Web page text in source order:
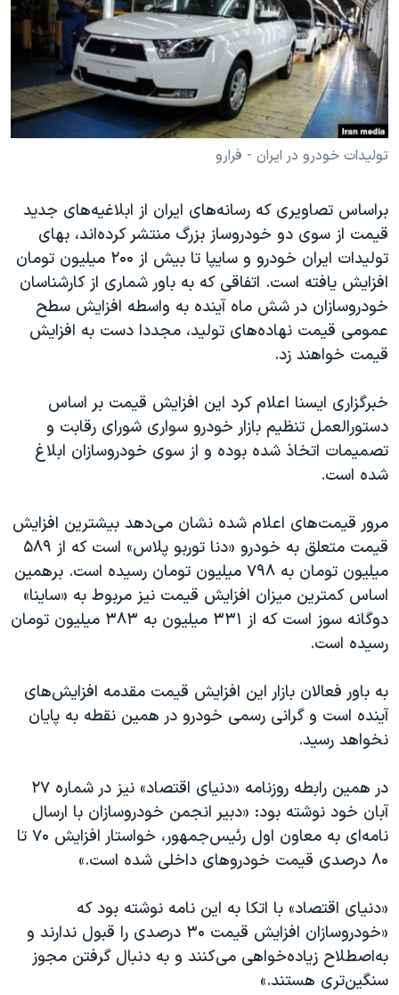
فرهنگ و زندگی
حقوق شهروندی
اقتصادی
علم و فناوری
آرشیو پخش زنده
مستندها
انتخابات ریاست جمهوری آمریکا ۲۰۲۴
حمله جمهوری اسلامی به اسرائیل
رمز مهسا
مجموعه مستندهای دادخواهی
تریبونال مردمی آبان ۹۸
دادگاه حمید نوری
چهل سال گروگان‌گیری
قانون شفافیت دارائی کادر رهبری ایران
اسرائیل در جنگ
نرگس محمدی برنده جایزه نوبل صلح
همایش محافظه‌کاران آمریکا «سی‌پک»
سفر پرزیدنت ترامپ به چین
دنبال کنید
زبانهای مختلف
تولیدات خودرو در ایران - فرارو
براساس تصاویری که رسانه‌های ایران از ابلاغیه‌های جدید
قیمت از سوی دو خودروساز بزرگ منتشر کرده‌اند، بهای
تولیدات ایران خودرو و سایپا تا بیش از ۲۰۰ میلیون تومان
افزایش یافته است. اتفاقی که به باور شماری از کارشناسان
خودروسازان در شش ماه آینده به واسطه افزایش سطح
عمومی قیمت نهاده‌های تولید، مجددا دست به افزایش
قیمت خواهند زد.
خبرگزاری ایسنا اعلام کرد این افزایش قیمت بر اساس
دستورالعمل تنظیم بازار خودرو سواری شورای رقابت و
تصمیمات اتخاذ شده بوده و از سوی خودروسازان ابلاغ
شده است.
مرور قیمت‌های اعلام شده نشان می‌دهد بیشترین افزایش
قیمت متعلق به خودرو «دنا توربو پلاس» است که از ۵۸۹
میلیون تومان به ۷۹۸ میلیون تومان رسیده است. برهمین
اساس کمترین میزان افزایش قیمت نیز مربوط به «ساینا»
دوگانه سوز است که از ۳۳۱ میلیون به ۳۸۳ میلیون تومان
رسیده است.
به باور فعالان بازار این افزایش قیمت مقدمه افزایش‌های
آینده است و گرانی رسمی خودرو در همین نقطه به پایان
نخواهد رسید.
در همین رابطه روزنامه «دنیای اقتصاد» نیز در شماره ۲۷
آبان خود نوشته بود: «دبیر انجمن خودروسازان با ارسال
نامه‌ای به معاون اول رئیس‌جمهور، خواستار افزایش ۷۰ تا
۸۰ درصدی قیمت خودروهای داخلی شده است.»
«دنیای اقتصاد» با اتکا به این نامه نوشته بود که
«خودروسازان افزایش قیمت ۳۰ درصدی را قبول ندارند و
به‌اصطلاح زیاده‌خواهی می‌کنند و به دنبال گرفتن مجوز
سنگین‌تری هستند.»